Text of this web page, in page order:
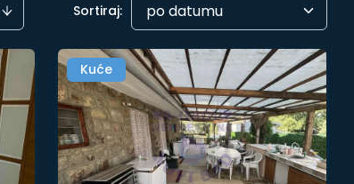
Sortiraj: po datumu
Kuće